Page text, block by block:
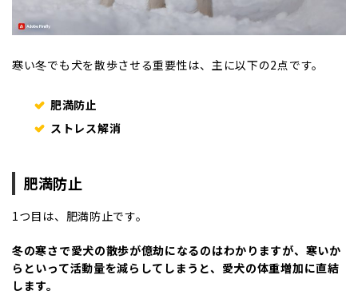
寒い冬でも犬を散歩させる重要性は、主に以下の2点です。
肥満防止
ストレス解消
肥満防止
1つ目は、肥満防止です。
冬の寒さで愛犬の散歩が億劫になるのはわかりますが、寒いか
らといって活動量を減らしてしまうと、愛犬の体重増加に直結
します。